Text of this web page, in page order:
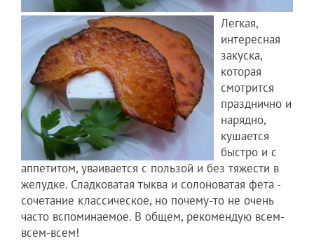
Легкая,
интересная
закуска,
которая
смотрится
празднично и
нарядно,
кушается
быстро и с
аппетитом, уваивается с пользой и без тяжести в
желудке. Сладковатая тыква и солоноватая фета -
сочетание классическое, но почему-то не очень
часто вспоминаемое. В общем, рекомендую всем-
всем-всем!